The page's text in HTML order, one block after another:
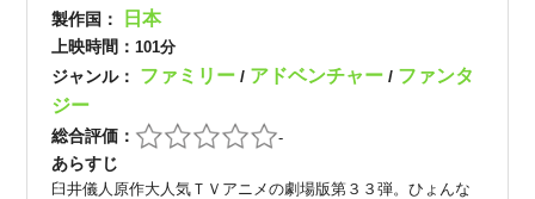
製作国： 日本
上映時間： 101分
ジャンル： ファミリー/ アドベンチャー/ ファンタ
ジー
総合評価： -
あらすじ
臼井儀人原作大人気ＴＶアニメの劇場版第３３弾。ひょんな